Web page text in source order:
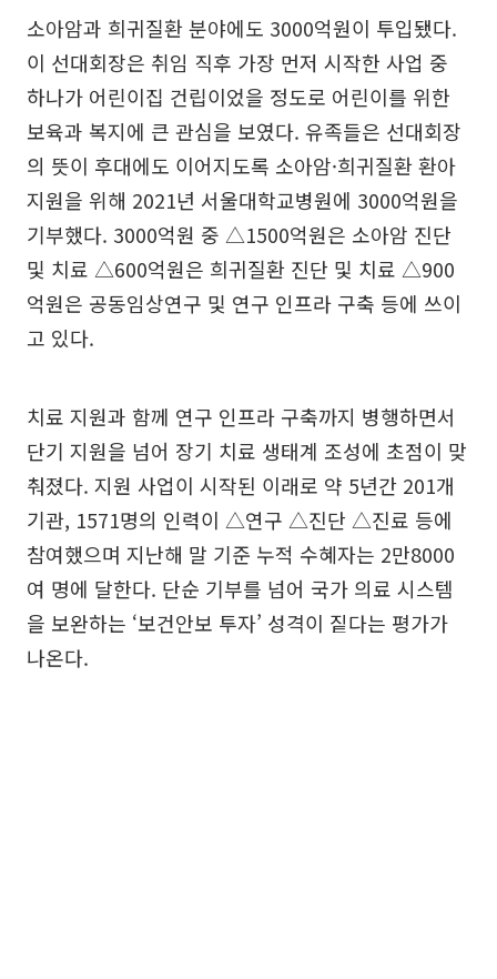
소아암과 희귀질환 분야에도 3000억원이 투입됐다.
이 선대회장은 취임 직후 가장 먼저 시작한 사업 중
하나가 어린이집 건립이었을 정도로 어린이를 위한
보육과 복지에 큰 관심을 보였다. 유족들은 선대회장
의 뜻이 후대에도 이어지도록 소아암·희귀질환 환아
지원을 위해 2021년 서울대학교병원에 3000억원을
기부했다. 3000억원 중 △1500억원은 소아암 진단
및 치료 △600억원은 희귀질환 진단 및 치료 △900
억원은 공동임상연구 및 연구 인프라 구축 등에 쓰이
고 있다.
치료 지원과 함께 연구 인프라 구축까지 병행하면서
단기 지원을 넘어 장기 치료 생태계 조성에 초점이 맞
춰졌다. 지원 사업이 시작된 이래로 약 5년간 201개
기관, 1571명의 인력이 △연구 △진단 △진료 등에
참여했으며 지난해 말 기준 누적 수혜자는 2만8000
여 명에 달한다. 단순 기부를 넘어 국가 의료 시스템
을 보완하는 ‘보건안보 투자’ 성격이 짙다는 평가가
나온다.